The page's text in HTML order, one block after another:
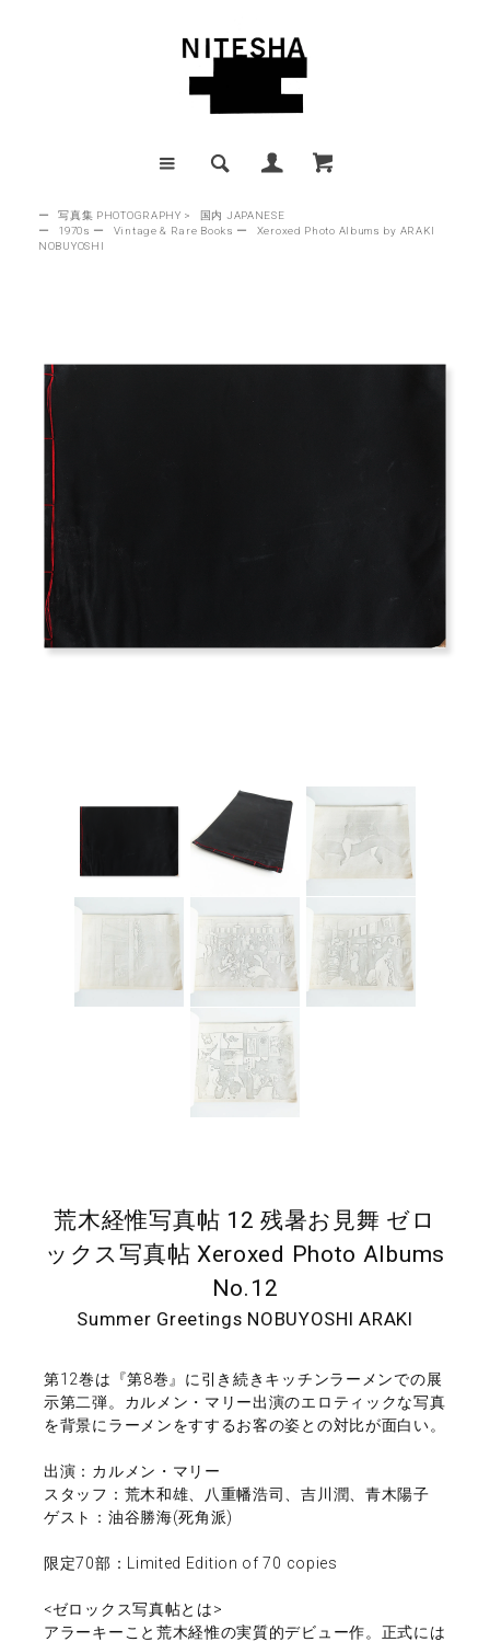
ー 写真集 PHOTOGRAPHY >
国内 JAPANESE
ー
1970s ー Vintage & Rare Books ー
Xeroxed Photo Albums by ARAKI
NOBUYOSHI
荒木経惟写真帖 12 残暑お見舞 ゼロ
ックス写真帖 Xeroxed Photo Albums
No.12
Summer Greetings NOBUYOSHI ARAKI
第12巻は『第8巻』に引き続きキッチンラーメンでの展
示第二弾。カルメン・マリー出演のエロティックな写真
を背景にラーメンをすするお客の姿との対比が面白い。
出演：カルメン・マリー
スタッフ：荒木和雄、八重幡浩司、吉川潤、青木陽子
ゲスト：油谷勝海(死角派)
限定70部：Limited Edition of 70 copies
<ゼロックス写真帖とは>
アラーキーこと荒木経惟の実質的デビュー作。正式には